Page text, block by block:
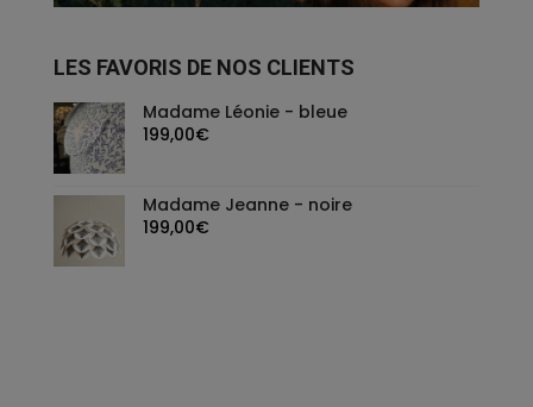
LES FAVORIS DE NOS CLIENTS
Madame Léonie - bleue
199,00€
Madame Jeanne - noire
199,00€